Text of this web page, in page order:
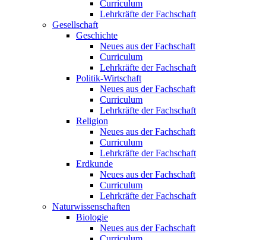
Curriculum
Lehrkräfte der Fachschaft
Gesellschaft
Geschichte
Neues aus der Fachschaft
Curriculum
Lehrkräfte der Fachschaft
Politik-Wirtschaft
Neues aus der Fachschaft
Curriculum
Lehrkräfte der Fachschaft
Religion
Neues aus der Fachschaft
Curriculum
Lehrkräfte der Fachschaft
Erdkunde
Neues aus der Fachschaft
Curriculum
Lehrkräfte der Fachschaft
Naturwissenschaften
Biologie
Neues aus der Fachschaft